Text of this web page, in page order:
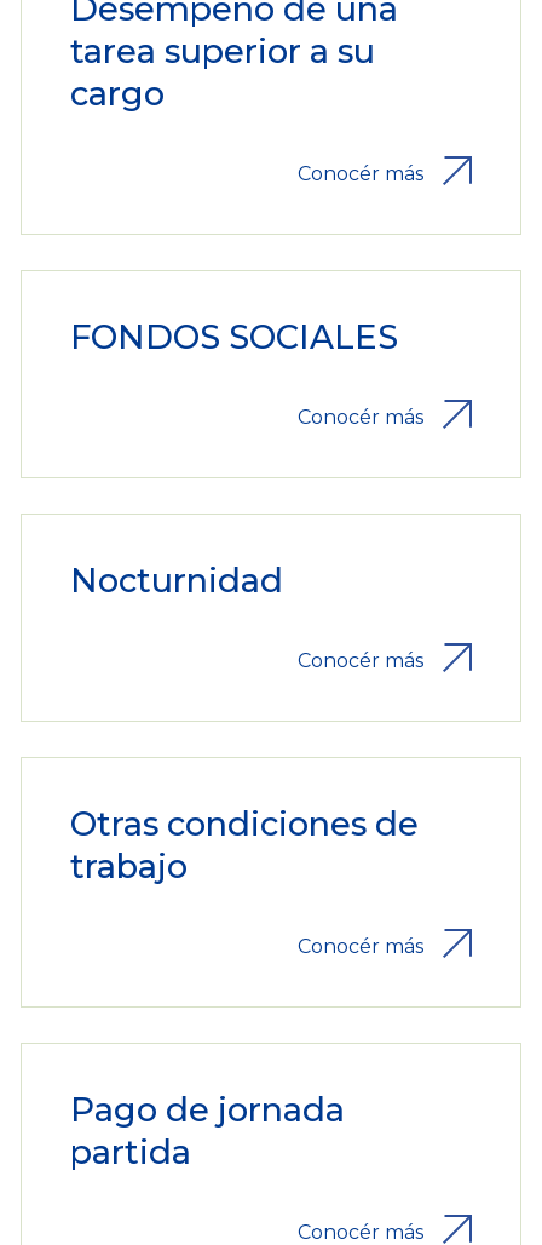
Desempeño de una
tarea superior a su
cargo
Conocér más
FONDOS SOCIALES
Conocér más
Nocturnidad
Conocér más
Otras condiciones de
trabajo
Conocér más
Pago de jornada
partida
Conocér más